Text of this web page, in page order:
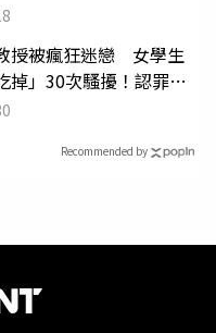
授被瘋狂迷戀 女學生
掉」30次騷擾！認罪免
Recommended by